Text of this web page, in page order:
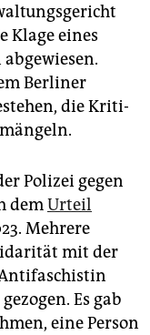
Klage eines
Berliner
die Kri­ti­
Polizei gegen
demUrteil
Mehrere
mit der
Es gab
eine Person